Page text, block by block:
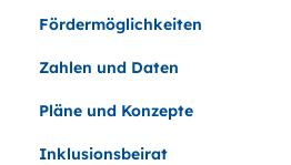
Fördermöglichkeiten
Zahlen und Daten
Pläne und Konzepte
Inklusionsbeirat